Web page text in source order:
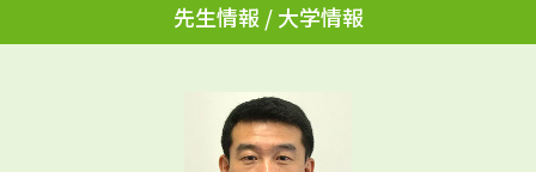
テレメール進学カタログ
訂正のご案内
先生情報 / 大学情報